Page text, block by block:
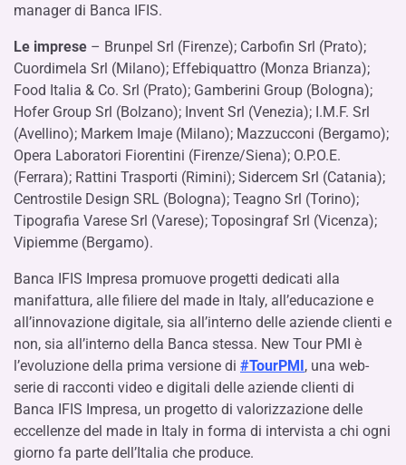
manager di Banca IFIS.
Le imprese – Brunpel Srl (Firenze); Carbofin Srl (Prato);
Cuordimela Srl (Milano); Effebiquattro (Monza Brianza);
Food Italia & Co. Srl (Prato); Gamberini Group (Bologna);
Hofer Group Srl (Bolzano); Invent Srl (Venezia); I.M.F. Srl
(Avellino); Markem Imaje (Milano); Mazzucconi (Bergamo);
Opera Laboratori Fiorentini (Firenze/Siena); O.P.O.E.
(Ferrara); Rattini Trasporti (Rimini); Sidercem Srl (Catania);
Centrostile Design SRL (Bologna); Teagno Srl (Torino);
Tipografia Varese Srl (Varese); Toposingraf Srl (Vicenza);
Vipiemme (Bergamo).
Banca IFIS Impresa promuove progetti dedicati alla
manifattura, alle filiere del made in Italy, all’educazione e
all’innovazione digitale, sia all’interno delle aziende clienti e
non, sia all’interno della Banca stessa. New Tour PMI è
l’evoluzione della prima versione di #TourPMI, una web-
serie di racconti video e digitali delle aziende clienti di
Banca IFIS Impresa, un progetto di valorizzazione delle
eccellenze del made in Italy in forma di intervista a chi ogni
giorno fa parte dell’Italia che produce.